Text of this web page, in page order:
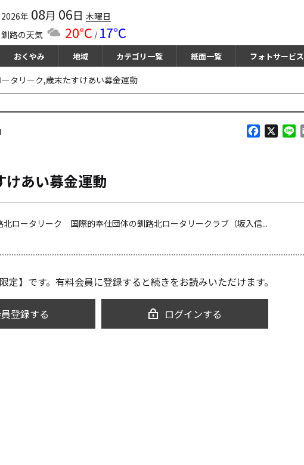
2026年 08月 06日 木曜日
釧路の天気
20℃ / 17℃
おくやみ 地域 カテゴリ一覧 紙面一覧 フォトサービス
タリーク,歳末たすけあい募金運動
k
けあい募金運動
ータリーク 国際的奉仕団体の釧路北ロータリークラブ（坂入信...
定】です。有料会員に登録すると続きをお読みいただけます。
登録する ログインする